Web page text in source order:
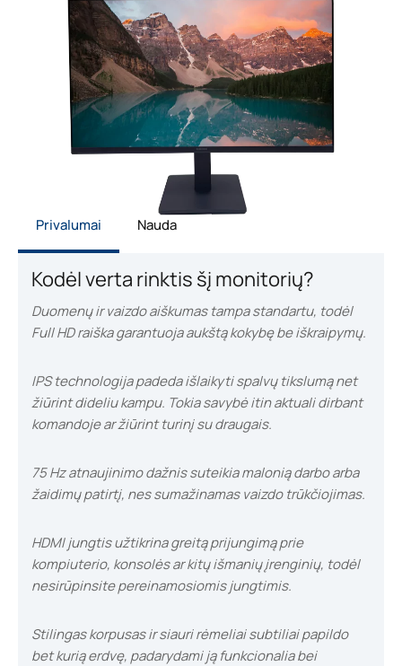
Privalumai Nauda
Kodėl verta rinktis šį monitorių?
Duomenų ir vaizdo aiškumas tampa standartu, todėl
Full HD raiška garantuoja aukštą kokybę be iškraipymų.
IPS technologija padeda išlaikyti spalvų tikslumą net
žiūrint dideliu kampu. Tokia savybė itin aktuali dirbant
komandoje ar žiūrint turinį su draugais.
75 Hz atnaujinimo dažnis suteikia malonią darbo arba
žaidimų patirtį, nes sumažinamas vaizdo trūkčiojimas.
HDMI jungtis užtikrina greitą prijungimą prie
kompiuterio, konsolės ar kitų išmanių įrenginių, todėl
nesirūpinsite pereinamosiomis jungtimis.
Stilingas korpusas ir siauri rėmeliai subtiliai papildo
bet kurią erdvę, padarydami ją funkcionalia bei